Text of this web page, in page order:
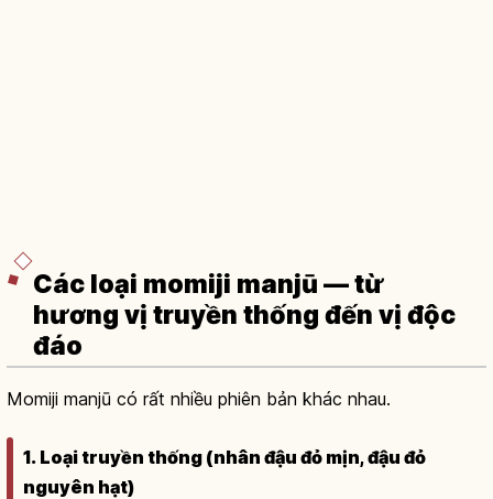
Các loại momiji manjū — từ
hương vị truyền thống đến vị độc
đáo
Momiji manjū có rất nhiều phiên bản khác nhau.
1. Loại truyền thống (nhân đậu đỏ mịn, đậu đỏ
nguyên hạt)